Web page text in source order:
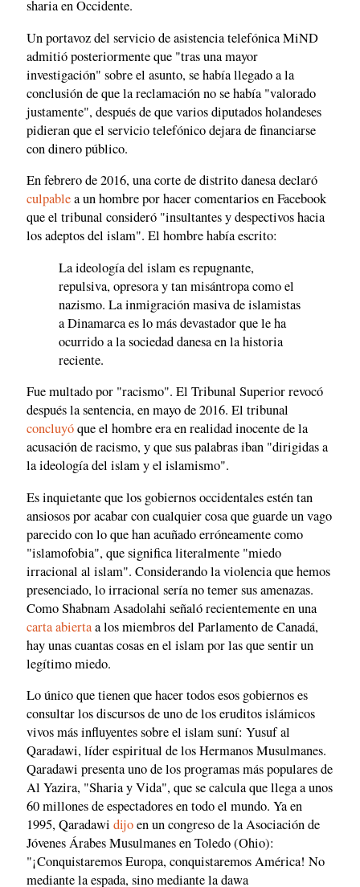
sharia en Occidente.
Un portavoz del servicio de asistencia telefónica MiND
admitió posteriormente que "tras una mayor
investigación" sobre el asunto, se había llegado a la
conclusión de que la reclamación no se había "valorado
justamente", después de que varios diputados holandeses
pidieran que el servicio telefónico dejara de financiarse
con dinero público.
En febrero de 2016, una corte de distrito danesa declaró
culpablea un hombre por hacer comentarios en Facebook
que el tribunal consideró "insultantes y despectivos hacia
los adeptos del islam". El hombre había escrito:
La ideología del islam es repugnante,
repulsiva, opresora y tan misántropa como el
nazismo. La inmigración masiva de islamistas
a Dinamarca es lo más devastador que le ha
ocurrido a la sociedad danesa en la historia
reciente.
Fue multado por "racismo". El Tribunal Superior revocó
después la sentencia, en mayo de 2016. El tribunal
concluyóque el hombre era en realidad inocente de la
acusación de racismo, y que sus palabras iban "dirigidas a
la ideología del islam y el islamismo".
Es inquietante que los gobiernos occidentales estén tan
ansiosos por acabar con cualquier cosa que guarde un vago
parecido con lo que han acuñado erróneamente como
"islamofobia", que significa literalmente "miedo
irracional al islam". Considerando la violencia que hemos
presenciado, lo irracional sería no temer sus amenazas.
Como Shabnam Asadolahi señaló recientemente en una
carta abiertaa los miembros del Parlamento de Canadá,
hay unas cuantas cosas en el islam por las que sentir un
legítimo miedo.
Lo único que tienen que hacer todos esos gobiernos es
consultar los discursos de uno de los eruditos islámicos
vivos más influyentes sobre el islam suní: Yusuf al
Qaradawi, líder espiritual de los Hermanos Musulmanes.
Qaradawi presenta uno de los programas más populares de
Al Yazira, "Sharia y Vida", que se calcula que llega a unos
60 millones de espectadores en todo el mundo. Ya en
1995, Qaradawi dijoen un congreso de la Asociación de
Jóvenes Árabes Musulmanes en Toledo (Ohio):
"¡Conquistaremos Europa, conquistaremos América! No
mediante la espada, sino mediante la dawa